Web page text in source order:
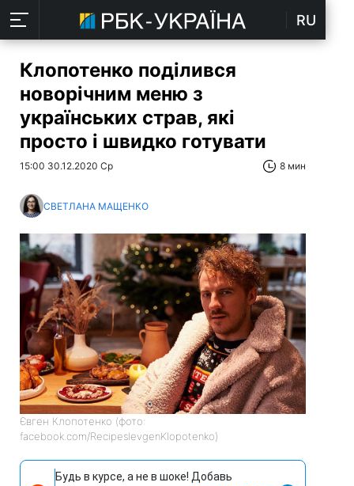
RU
Клопотенко поділився
новорічним меню з
українських страв, які
просто і швидко готувати
15:00 30.12.2020 Ср 8 мин
СВЕТЛАНА МАЩЕНКО
Євген Клопотенко (фото:
facebook.com/RecipesIevgenKlopotenko)
Будь в курсе, а не в шоке! Добавь